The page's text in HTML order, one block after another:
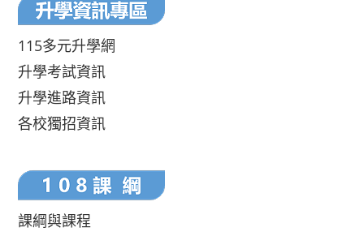
115多元升學網
升學考試資訊
升學進路資訊
各校獨招資訊
課綱與課程